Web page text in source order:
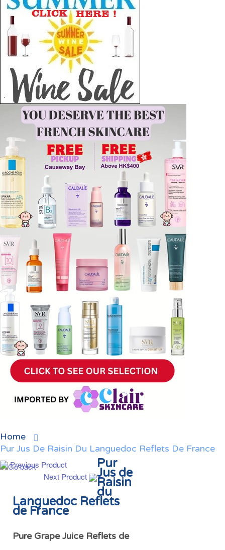
Home
Pur Jus De Raisin Du Languedoc Reflets De France
Previous Product
Next Product
Pur
Jus de
Raisin
du
Languedoc Reflets
de France
Pure Grape Juice Reflets de